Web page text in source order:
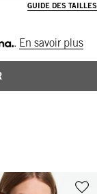
GUIDE DES TAILLES
. En savoir plus